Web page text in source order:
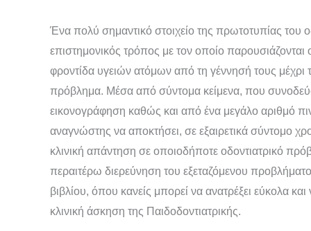
Ένα πολύ σημαντικό στοιχείο της πρωτοτυπίας του
επιστημονικός τρόπος με τον οποίο
φροντίδα υγειών ατόμων από τη γέννησή τους μέχρι
πρόβλημα. Μέσα από σύντομα κείμενα, που
εικονογράφηση καθώς και από ένα μεγάλο αριθμό
αναγνώστης να αποκτήσει, σε εξαιρετικά σύντομο
κλινική απάντηση σε οποιοδήποτε οδοντιατρικό
περαιτέρω διερεύνηση του εξεταζόμενου
βιβλίου, όπου κανείς μπορεί να ανατρέξει εύκολα
κλινική άσκηση της Παιδοδοντιατρικής.